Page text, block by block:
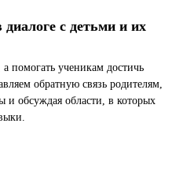
диалоге с детьми и их
помогать ученикам достичь
обратную связь родителям,
и обсуждая области, в которых